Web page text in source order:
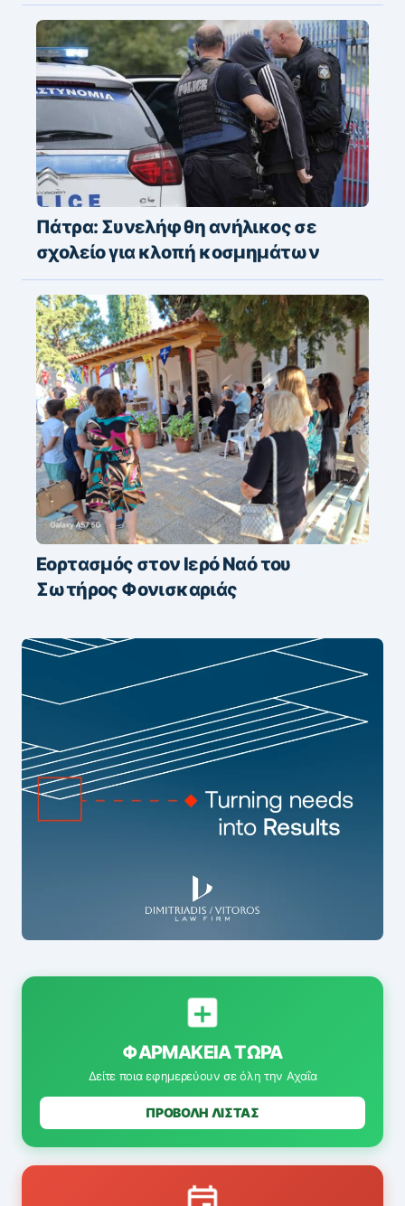
Πάτρα: Συνελήφθη ανήλικος σε
σχολείο για κλοπή κοσμημάτων
Εορτασμός στον Ιερό Ναό του
Σωτήρος Φονισκαριάς
ΦΑΡΜΑΚΕΊΑ ΤΏΡΑ
Δείτε ποια εφημερεύουν σε όλη την Αχαΐα
ΠΡΟΒΟΛΗ ΛΙΣΤΑΣ